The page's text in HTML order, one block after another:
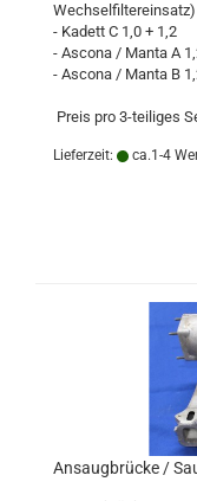
Wechselfiltereinsatz)
- Kadett C 1,0 + 1,2
- Ascona / Manta A
- Ascona / Manta B
Preis pro 3-teiliges
Lieferzeit: ca.1-4
Ansaugbrücke /